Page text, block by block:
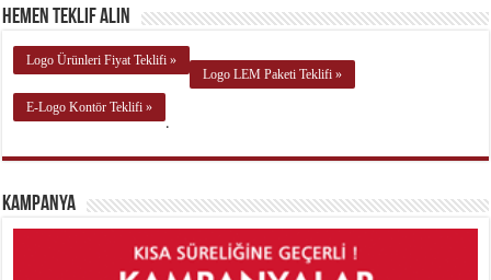
Hemen Teklif Alın
Logo Ürünleri Fiyat Teklifi »
Logo LEM Paketi Teklifi »
E-Logo Kontör Teklifi »
.
Kampanya